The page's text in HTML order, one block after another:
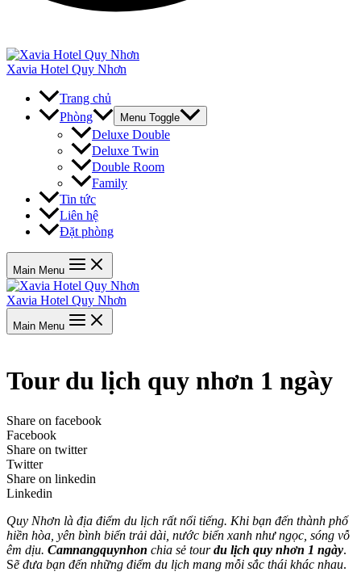
Xavia Hotel Quy Nhơn
Trang chủ
Phòng
Menu Toggle
Deluxe Double
Deluxe Twin
Double Room
Family
Tin tức
Liên hệ
Đặt phòng
Main Menu
Xavia Hotel Quy Nhơn
Main Menu
Tour du lịch quy nhơn 1 ngày
Share on facebook
Facebook
Share on twitter
Twitter
Share on linkedin
Linkedin
Quy Nhơn là địa điểm du lịch rất nổi tiếng. Khi bạn đến thành phố
hiền hòa, yên bình biển trải dài, nước biển xanh như ngọc, sóng vỗ
êm dịu. Camnangquynhon chia sẻ tourdu lịch quy nhơn 1 ngày.
Sẽ đưa bạn đến những điểm du lịch mang mỗi sắc thái khác nhau.